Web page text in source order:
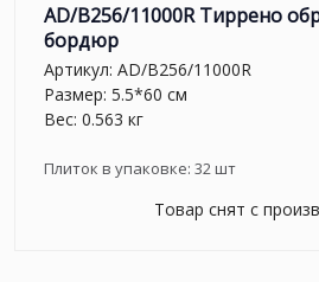
AD/B256/11000R Тиррено
бордюр
Артикул: AD/B256/11000R
Размер: 5.5*60 см
Вес: 0.563 кг
Плиток в упаковке: 32шт
Товар снят с